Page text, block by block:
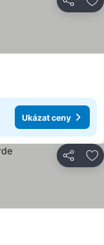
Sdílet
Ukázat ceny
Sdílet